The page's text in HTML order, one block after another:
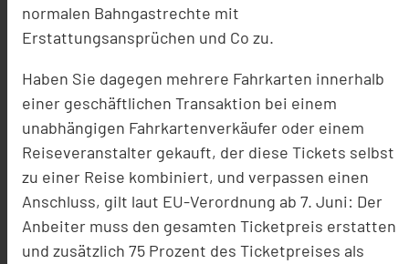
normalen Bahngastrechte mit
Erstattungsansprüchen und Co zu.
Haben Sie dagegen mehrere Fahrkarten innerhalb
einer geschäftlichen Transaktion bei einem
unabhängigen Fahrkartenverkäufer oder einem
Reiseveranstalter gekauft, der diese Tickets selbst
zu einer Reise kombiniert, und verpassen einen
Anschluss, gilt laut EU-Verordnung ab 7. Juni: Der
Anbeiter muss den gesamten Ticketpreis erstatten
und zusätzlich 75 Prozent des Ticketpreises als